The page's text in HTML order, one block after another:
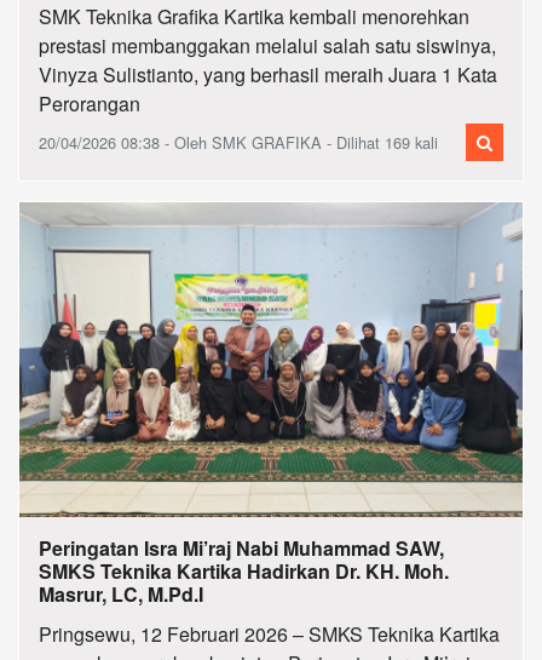
SMK Teknika Grafika Kartika kembali menorehkan
prestasi membanggakan melalui salah satu siswinya,
Vinyza Sulistianto, yang berhasil meraih Juara 1 Kata
Perorangan
20/04/2026 08:38 - Oleh SMK GRAFIKA - Dilihat 169 kali
Peringatan Isra Mi’raj Nabi Muhammad SAW,
SMKS Teknika Kartika Hadirkan Dr. KH. Moh.
Masrur, LC, M.Pd.I
Pringsewu, 12 Februari 2026 – SMKS Teknika Kartika